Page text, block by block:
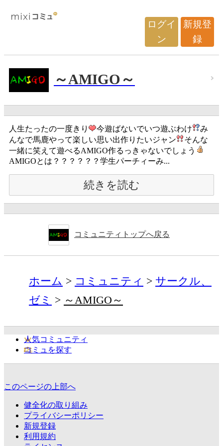
ログイ
ン
新規登
録
～AMIGO～
人生たったの一度きり 今遊ばないでいつ遊ぶわけ
み
んなで馬鹿やって楽しい思い出作りたいジャン
そんな
一緒に笑えて遊べるAMIGO作るっきゃないでしょう
AMIGOとは？？？？？？学生パーチィーみ...
続きを読む
コミュニティトップへ戻る
ホーム コミュニティ
サークル、
ゼミ
～AMIGO～
人気コミュニティ
コミュを探す
このページの上部へ
健全化の取り組み
プライバシーポリシー
新規登録
利用規約